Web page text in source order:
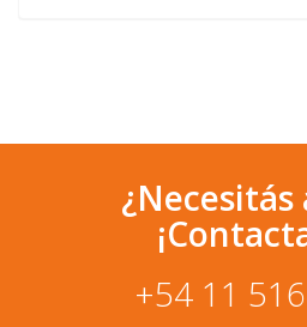
¿Necesitás
+54 11